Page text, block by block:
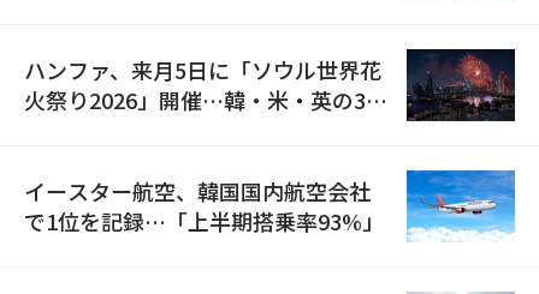
ハンファ、来月5日に「ソウル世界花
火祭り2026」開催…韓・米・英の3カ
イースター航空、韓国国内航空会社
で1位を記録…「上半期搭乗率93%」